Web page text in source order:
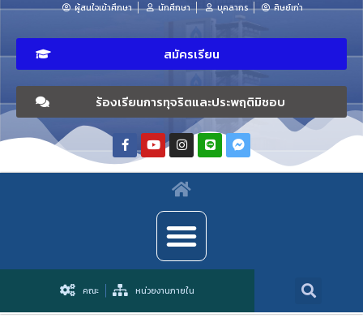
ผู้สนใจเข้าศึกษา นักศึกษา บุคลากร ศิษย์เก่า
สมัครเรียน
ร้องเรียนการทุจริตและประพฤติมิชอบ
คณะ หน่วยงานภายใน